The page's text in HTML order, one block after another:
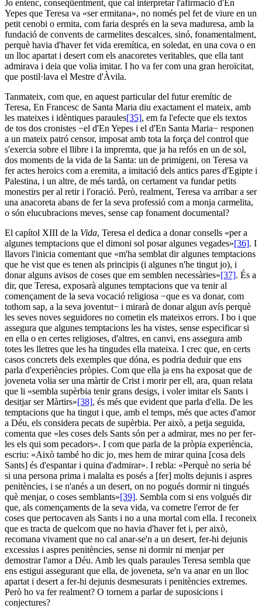
Jo entenc, conseqüentment, que cal interpretar l'afirmació d'En
Yepes que Teresa va «ser ermitana», no només pel fet de viure en un
petit cenobi o ermita, com faria després en la seva maduresa, amb la
fundació de convents de carmelites descalces, sinó, fonamentalment,
perquè havia d'haver fet vida eremítica, en soledat, en una cova o en
un lloc apartat i desert com els anacoretes veritables, que ella tant
admirava i deia que volia imitar. I ho va fer com una gran heroïcitat,
que postil·lava el Mestre d'Àvila.
Tanmateix, com que, en aquest particular del futur eremític de
Teresa, En Francesc de Santa Maria diu exactament el mateix, amb
les mateixes i idèntiques paraules[35], em fa l'efecte que els textos
de tos dos cronistes −el d'En Yepes i el d'En Santa Maria− responen
a un mateix patró censor, imposat amb tota la força del control que
s'exercia sobre el llibre i la impremta, que ja ha refós en un de sol,
dos moments de la vida de la Santa: un de primigeni, on Teresa va
fer actes heroics com a eremita, a imitació dels antics pares d'Egipte i
Palestina, i un altre, de més tardà, on certament va fundar petits
monestirs per al retir i l'oració. Però, realment, Teresa va arribar a ser
una anacoreta abans de fer la seva professió com a monja carmelita,
o són elucubracions meves, sense cap fonament documental?
El capítol XIII de la Vida, Teresa el dedica a donar consells «per a
algunes temptacions que el dimoni sol posar algunes vegades»[36]. I
llavors l'inicia comentant que «m'ha semblat dir algunes temptacions
que he vist que es tenen als principis (i algunes n'he tingut jo), i
donar alguns avisos de coses que em semblen necessàries»[37]. És a
dir, que Teresa, exposarà algunes temptacions que va tenir al
començament de la seva vocació religiosa −que es va donar, com
tothom sap, a la seva joventut− i mirarà de donar algun avís perquè
les seves noves seguidores no cometin els mateixos errors. I bo i que
assegura que algunes temptacions les ha vistes, sense especificar si
en ella o en certes religioses, d'altres, en canvi, ens assegura amb
totes les lletres que les ha tingudes ella mateixa. I crec que, en certs
casos concrets dels exemples que dóna, es podria deduir que ens
parla d'experiències pròpies. Com que ella ja ens ha exposat que de
joveneta volia ser una màrtir de Crist i morir per ell, ara, quan relata
que li «sembla supèrbia tenir grans desigs, i voler imitar els Sants i
desitjar ser Màrtirs»[38], és més que evident que parla d'ella. De les
temptacions que ha tingut i que, amb el temps, més que actes d'amor
a Déu, els considera pecats de supèrbia. Per això, a petja seguida,
comenta que «les coses dels Sants són per a admirar, mes no per fer-
les els qui som pecadors». I com que parla de la pròpia experiència,
escriu: «Això també ho dic jo, mes hem de mirar quina [cosa dels
Sants] és d'espantar i quina d'admirar». I rebla: «Perquè no seria bé
si una persona prima i malalta es posés a [fer] molts dejunis i aspres
penitències, i se n'anés a un desert, on no pogués dormir ni tingués
què menjar, o coses semblants»[39]. Sembla com si ens volgués dir
que, als començaments de la seva vida, va cometre l'error de fer
coses que pertocaven als Sants i no a una mortal com ella. I reconeix
que es tracta de quelcom que no havia d'haver fet i, per això,
recomana vivament que no cal anar-se'n a un desert, fer-hi dejunis
excessius i aspres penitències, sense ni dormir ni menjar per
demostrar l'amor a Déu. Amb les quals paraules Teresa sembla que
ens estigui assegurant que ella, de joveneta, se'n va anar en un lloc
apartat i desert a fer-hi dejunis desmesurats i penitències extremes.
Però ho va fer realment? O tornem a parlar de suposicions i
conjectures?